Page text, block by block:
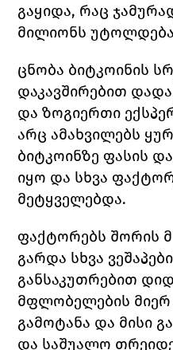
გაყიდა, რაც
მილიონს
ცნობა ბიტკოინის
დაკავშირებით
და ზოგიერთი
არც ამახვილებს
ბიტკოინზე ფასის
იყო და სხვა
მეტყველებდა.
ფაქტორებს შორის
გარდა სხვა
განსაკუთრებით
მფლობელების მიერ
გამოტანა და მისი
და საშუალო